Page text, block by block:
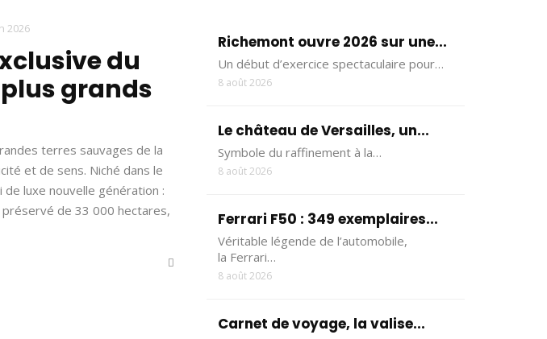
2026
du
grands
terres sauvages de la
et de sens. Niché dans le
de luxe nouvelle génération :
de 33 000 hectares,
Richemont ouvre 2026 sur une...
Un début d’exercice spectaculaire pour…
8 août 2026
Le château de Versailles, un...
Symbole du raffinement à la…
8 août 2026
Ferrari F50 : 349 exemplaires...
Véritable légende de l’automobile,
la Ferrari…
8 août 2026
Carnet de voyage, la valise...